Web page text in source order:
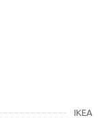
IKEA